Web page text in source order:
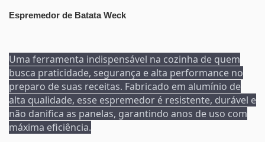
Espremedor de Batata Weck
Uma ferramenta indispensável na cozinha de quem
busca praticidade, segurança e alta performance no
preparo de suas receitas. Fabricado em alumínio de
alta qualidade, esse espremedor é resistente, durável e
não danifica as panelas, garantindo anos de uso com
máxima eficiência.